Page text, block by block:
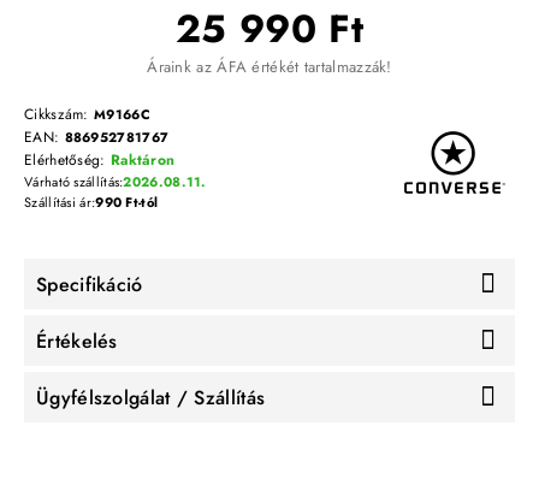
25 990 Ft
Áraink az ÁFA értékét tartalmazzák!
Cikkszám: M9166C
EAN: 886952781767
Elérhetőség: Raktáron
Várható szállítás:2026.08.11.
Szállítási ár:990 Ft-tól
Specifikáció
Értékelés
Ügyfélszolgálat / Szállítás